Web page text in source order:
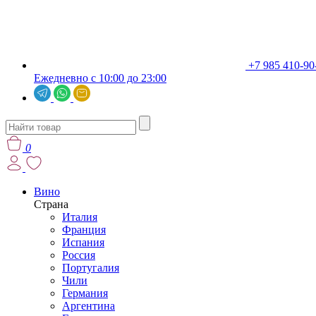
+7 985 410-
Ежедневно с 10:00 до 23:00
0
Вино
Страна
Италия
Франция
Испания
Россия
Португалия
Чили
Германия
Аргентина